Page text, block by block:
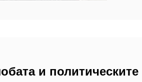
и политическите